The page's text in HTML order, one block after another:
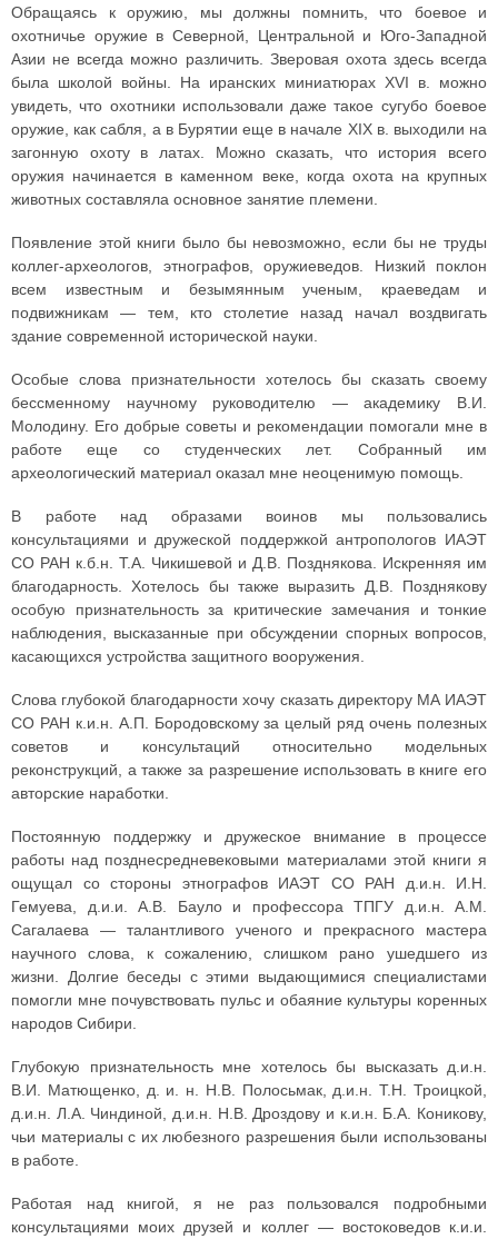
Обращаясь к оружию, мы должны помнить, что боевое и
охотничье оружие в Северной, Центральной и Юго-Западной
Азии не всегда можно различить. Зверовая охота здесь всегда
была школой войны. На иранских миниатюрах XVI в. можно
увидеть, что охотники использовали даже такое сугубо боевое
оружие, как сабля, а в Бурятии еще в начале XIX в. выходили на
загонную охоту в латах. Можно сказать, что история всего
оружия начинается в каменном веке, когда охота на крупных
животных составляла основное занятие племени.
Появление этой книги было бы невозможно, если бы не труды
коллег-археологов, этнографов, оружиеведов. Низкий поклон
всем известным и безымянным ученым, краеведам и
подвижникам — тем, кто столетие назад начал воздвигать
здание современной исторической науки.
Особые слова признательности хотелось бы сказать своему
бессменному научному руководителю — академику В.И.
Молодину. Его добрые советы и рекомендации помогали мне в
работе еще со студенческих лет. Собранный им
археологический материал оказал мне неоценимую помощь.
В работе над образами воинов мы пользовались
консультациями и дружеской поддержкой антропологов ИАЭТ
СО РАН к.б.н. Т.А. Чикишевой и Д.В. Позднякова. Искренняя им
благодарность. Хотелось бы также выразить Д.В. Позднякову
особую признательность за критические замечания и тонкие
наблюдения, высказанные при обсуждении спорных вопросов,
касающихся устройства защитного вооружения.
Слова глубокой благодарности хочу сказать директору МА ИАЭТ
СО РАН к.и.н. А.П. Бородовскому за целый ряд очень полезных
советов и консультаций относительно модельных
реконструкций, а также за разрешение использовать в книге его
авторские наработки.
Постоянную поддержку и дружеское внимание в процессе
работы над позднесредневековыми материалами этой книги я
ощущал со стороны этнографов ИАЭТ СО РАН д.и.н. И.Н.
Гемуева, д.и.и. А.В. Бауло и профессора ТПГУ д.и.н. А.М.
Сагалаева — талантливого ученого и прекрасного мастера
научного слова, к сожалению, слишком рано ушедшего из
жизни. Долгие беседы с этими выдающимися специалистами
помогли мне почувствовать пульс и обаяние культуры коренных
народов Сибири.
Глубокую признательность мне хотелось бы высказать д.и.н.
В.И. Матющенко, д. и. н. Н.В. Полосьмак, д.и.н. Т.Н. Троицкой,
д.и.н. Л.А. Чиндиной, д.и.н. Н.В. Дроздову и к.и.н. Б.А. Коникову,
чьи материалы с их любезного разрешения были использованы
в работе.
Работая над книгой, я не раз пользовался подробными
консультациями моих друзей и коллег — востоковедов к.и.и.